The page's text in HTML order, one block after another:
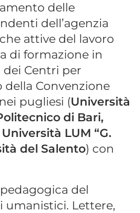
delle
dell’agenzia
attive del lavoro
di formazione in
Centri per
della Convenzione
pugliesi (Università
di Bari,
LUM “G.
del Salento) con
del
Lettere,